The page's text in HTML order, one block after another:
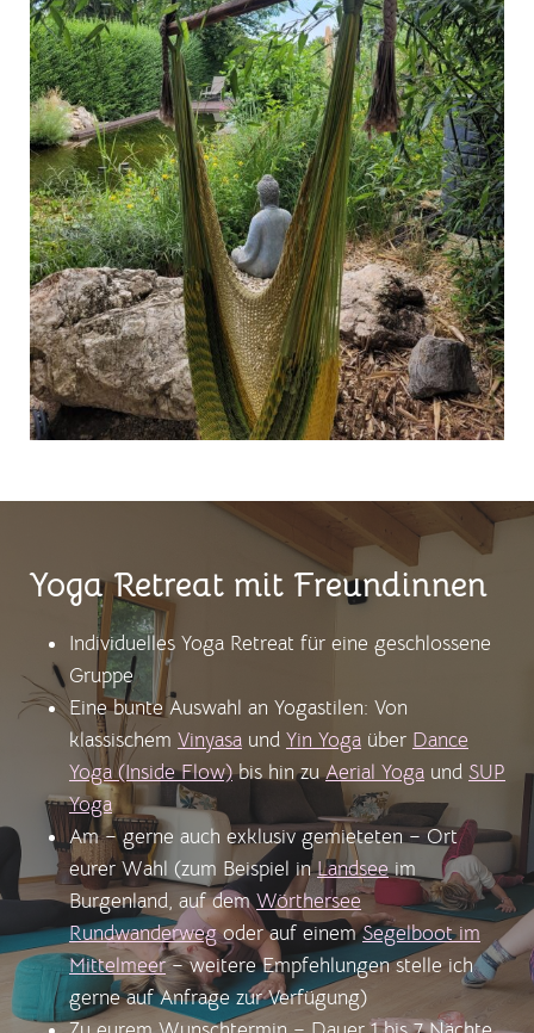
Yoga Retreat mit Freundinnen
Individuelles Yoga Retreat für eine geschlossene
Gruppe
Eine bunte Auswahl an Yogastilen: Von
klassischem Vinyasa und Yin Yoga über Dance
Yoga (Inside Flow)bis hin zuAerial Yoga und SUP
Yoga
Am – gerne auch exklusiv gemieteten – Ort
eurer Wahl (zum Beispiel inLandseeim
Burgenland, auf demWörthersee
Rundwanderwegoder auf einemSegelboot im
Mittelmeer– weitere Empfehlungen stelle ich
gerne auf Anfrage zur Verfügung)